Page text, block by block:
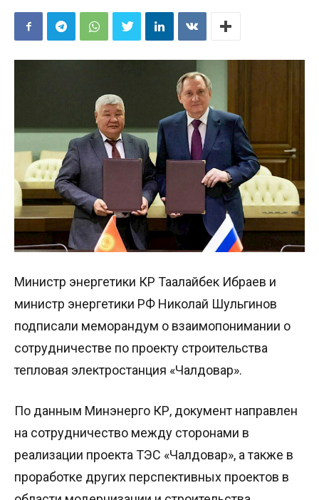
Министр энергетики КР Таалайбек Ибраев и
министр энергетики РФ Николай Шульгинов
подписали меморандум о взаимопонимании о
сотрудничестве по проекту строительства
тепловая электростанция «Чалдовар».
По данным Минэнерго КР, документ направлен
на сотрудничество между сторонами в
реализации проекта ТЭС «Чалдовар», а также в
проработке других перспективных проектов в